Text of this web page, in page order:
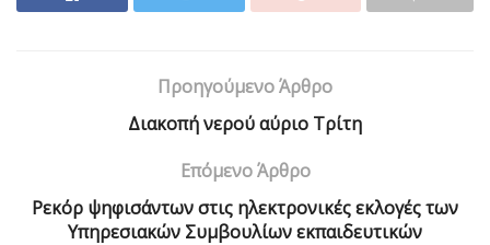
Προηγούμενο Άρθρο
Διακοπή νερού αύριο Τρίτη
Επόμενο Άρθρο
Ρεκόρ ψηφισάντων στις ηλεκτρονικές εκλογές των
Υπηρεσιακών Συμβουλίων εκπαιδευτικών